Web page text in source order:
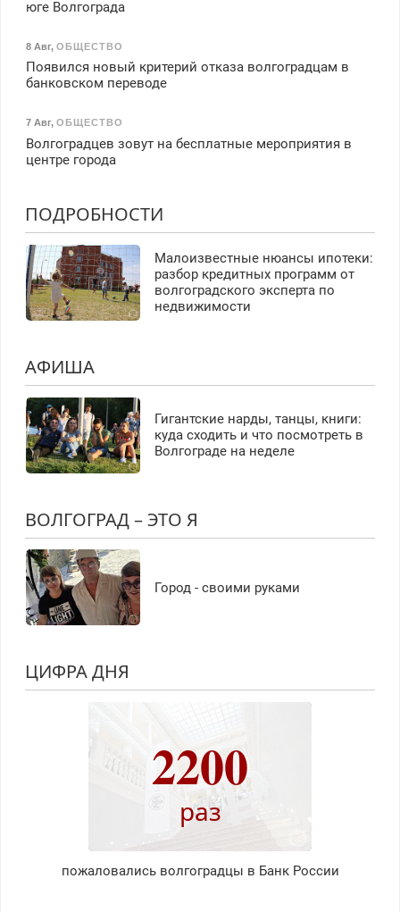
юге Волгограда
8 Авг, ОБЩЕСТВО
Появился новый критерий отказа волгоградцам в
банковском переводе
7 Авг, ОБЩЕСТВО
Волгоградцев зовут на бесплатные мероприятия в
центре города
ПОДРОБНОСТИ
Малоизвестные нюансы ипотеки:
разбор кредитных программ от
волгоградского эксперта по
недвижимости
АФИША
Гигантские нарды, танцы, книги:
куда сходить и что посмотреть в
Волгограде на неделе
ВОЛГОГРАД – ЭТО Я
Город - своими руками
ЦИФРА ДНЯ
2200
раз
пожаловались волгоградцы в Банк России